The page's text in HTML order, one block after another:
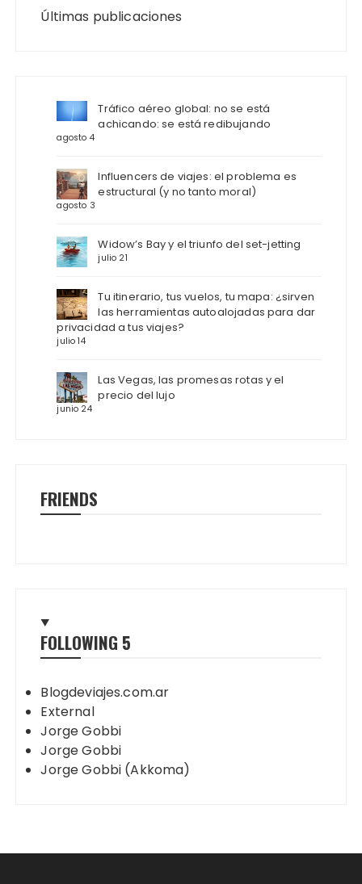
Últimas publicaciones
Tráfico aéreo global: no se está
achicando: se está redibujando
agosto 4
Influencers de viajes: el problema es
estructural (y no tanto moral)
agosto 3
Widow’s Bay y el triunfo del set-jetting
julio 21
Tu itinerario, tus vuelos, tu mapa: ¿sirven
las herramientas autoalojadas para dar
privacidad a tus viajes?
julio 14
Las Vegas, las promesas rotas y el
precio del lujo
junio 24
FRIENDS
FOLLOWING 5
Blogdeviajes.com.ar
External
Jorge Gobbi
Jorge Gobbi
Jorge Gobbi (Akkoma)